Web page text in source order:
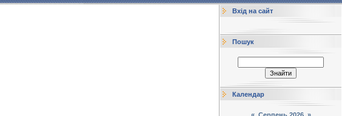
Вхід на сайт
Пошук
Календар